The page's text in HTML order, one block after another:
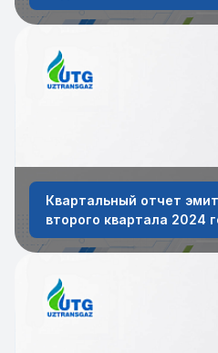
Квартальный отчет
второго квартала 2024